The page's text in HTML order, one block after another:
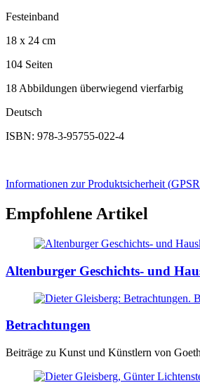
Festeinband
18 x 24 cm
104 Seiten
18 Abbildungen überwiegend vierfarbig
Deutsch
ISBN: 978-3-95755-022-4
Informationen zur Produktsicherheit (GPSR
Empfohlene Artikel
Altenburger Geschichts- und
Betrachtungen
Beiträge zu Kunst und Künstlern von